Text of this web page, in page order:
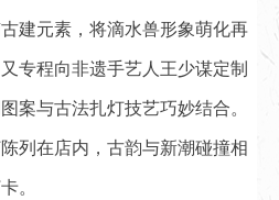
建元素，将滴水兽形象萌化再
专程向非遗手艺人王少谋定制
案与古法扎灯技艺巧妙结合。
列在店内，古韵与新潮碰撞相
。